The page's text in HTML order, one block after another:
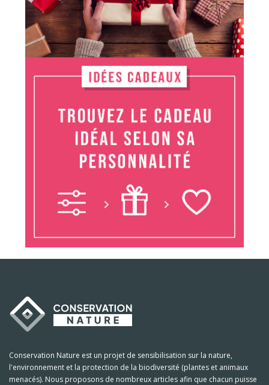
Conservation Nature est un projet de sensibilisation sur la nature,
l'environnement et la protection de la biodiversité (plantes et animaux
menacés). Nous proposons de nombreux articles afin que chacun puisse